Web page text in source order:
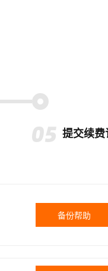
提交续费
备份帮助